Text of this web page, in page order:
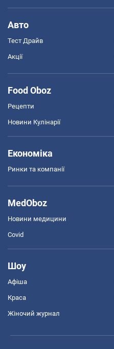
Авто
Тест Драйв
Акції
Food Oboz
Рецепти
Новини Кулінарії
Економіка
Ринки та компанії
MedOboz
Новини медицини
Covid
Шоу
Афіша
Краса
Жіночий журнал